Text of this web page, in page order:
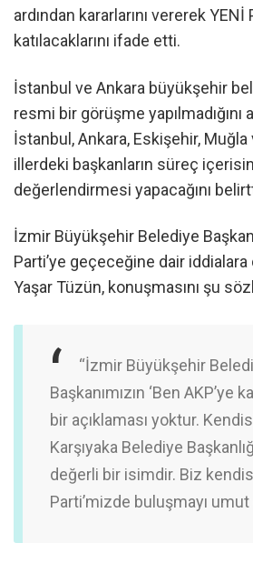
ardından kararlarını vererek YENİ
katılacaklarını ifade etti.
İstanbul ve Ankara büyükşehir
resmi bir görüşme yapılmadığını
İstanbul, Ankara, Eskişehir,
illerdeki başkanların süreç
değerlendirmesi yapacağını
İzmir Büyükşehir Belediye
Parti’ye geçeceğine dair iddialara
Yaşar Tüzün, konuşmasını şu
“İzmir Büyükşehir
Başkanımızın ‘Ben AKP’ye
bir açıklaması yoktur.
Karşıyaka Belediye
değerli bir isimdir. Biz
Parti’mizde buluşmayı umut